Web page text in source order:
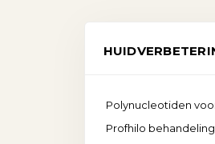
Polynucleotiden
Profhilo behandeling